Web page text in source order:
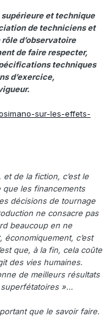
et technique
de techniciens et
d’observatoire
de faire respecter,
techniques
d’exercice,
sur-les-effets-
de la fiction, c’est le
que les financements
décisions de tournage
ne consacre pas
beaucoup en ne
économiquement, c’est
que, à la fin, cela coûte
des vies humaines.
de meilleurs résultats
»…
que le savoir faire.